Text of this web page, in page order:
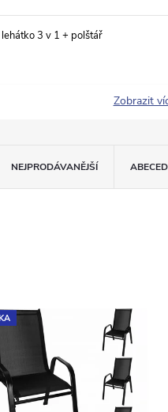
3 v 1 + polštář
Zobrazit
NEJPRODÁVANĚJŠÍ